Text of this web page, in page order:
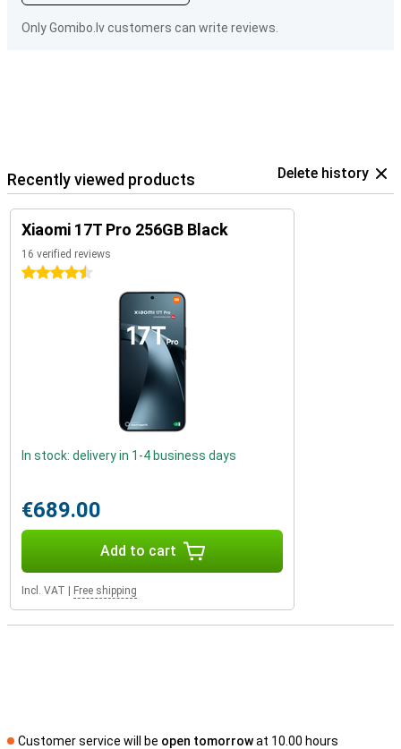
Only Gomibo.lv customers can write reviews.
Recently viewed products Delete history
Xiaomi 17T Pro 256GB Black
16 verified reviews
4.5 stars
In stock: delivery in 1-4 business days
€689.00
Add to cart
Incl. VAT Free shipping
Customer service will be open tomorrowat 10.00 hours